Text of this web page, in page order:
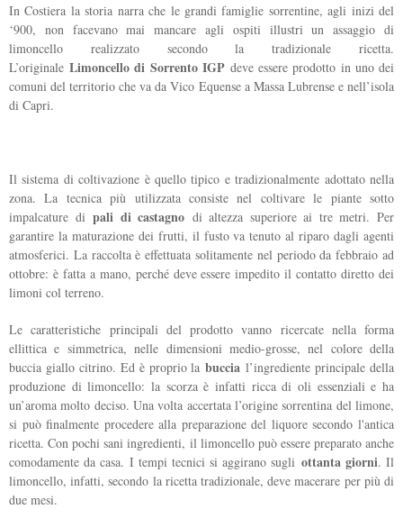
In Costiera la storia narra che le grandi famiglie sorrentine, agli inizi del
‘900, non facevano mai mancare agli ospiti illustri un assaggio di
limoncello realizzato secondo la tradizionale ricetta.
L’originaleLimoncello di Sorrento IGPdeve essere prodotto in uno dei
comuni del territorio che va da Vico Equense a Massa Lubrense e nell’isola
di Capri.
Il sistema di coltivazione è quello tipico e tradizionalmente adottato nella
zona. La tecnica più utilizzata consiste nel coltivare le piante sotto
impalcature dipali di castagno di altezza superiore ai tre metri. Per
garantire la maturazione dei frutti, il fusto va tenuto al riparo dagli agenti
atmosferici. La raccolta è effettuata solitamente nel periodo da febbraio ad
ottobre: è fatta a mano, perché deve essere impedito il contatto diretto dei
limoni col terreno.
Le caratteristiche principali del prodotto vanno ricercate nella forma
ellittica e simmetrica, nelle dimensioni medio-grosse, nel colore della
buccia giallo citrino. Ed è proprio labuccia l’ingrediente principale della
produzione di limoncello: la scorza è infatti ricca di oli essenziali e ha
un’aroma molto deciso. Una volta accertata l’origine sorrentina del limone,
si può finalmente procedere alla preparazione del liquore secondo l'antica
ricetta. Con pochi sani ingredienti, il limoncello può essere preparato anche
comodamente da casa. I tempi tecnici si aggirano sugli ottanta giorni. Il
limoncello, infatti, secondo la ricetta tradizionale, deve macerare per più di
due mesi.